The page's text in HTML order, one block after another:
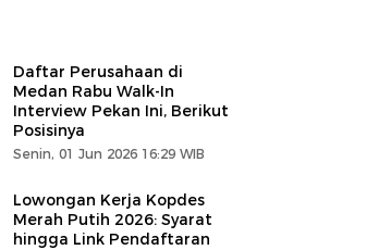
Daftar Perusahaan di
Medan Rabu Walk-In
Interview Pekan Ini, Berikut
Posisinya
Senin, 01 Jun 2026 16:29 WIB
Lowongan Kerja Kopdes
Merah Putih 2026: Syarat
hingga Link Pendaftaran